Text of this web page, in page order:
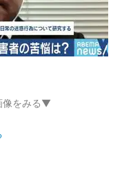
像をみる▼